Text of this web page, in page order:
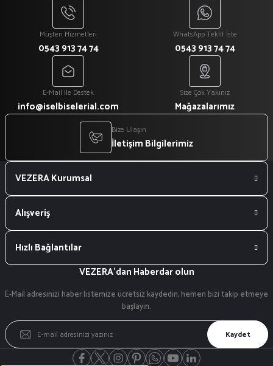
Müşteri Hizmetleri
0543 913 74 74
WhatsApp Teklif İste
0543 913 74 74
E-Mail ile Destek
info@iselbiselerial.com
Size Çok Yakınız
Mağazalarımız
Bize Ulaşın
İletişim Bilgilerimiz
VEZERA Kurumsal
Alışveriş
Hızlı Bağlantılar
VEZERA'dan Haberdar olun
E-Mail adresinizi haber listemize ücretsiz kaydedin, hemen bizi takip etmeye
başlayın.
Kaydet